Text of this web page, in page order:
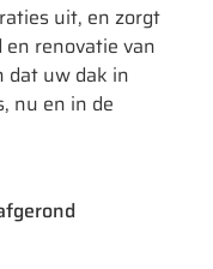
uit, en zorgt
renovatie van
dat uw dak in
nu en in de